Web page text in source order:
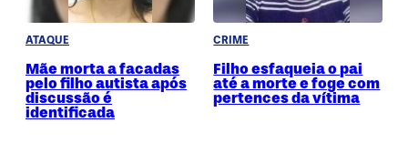
ATAQUE
Mãe morta a facadas
pelo filho autista após
discussão é
identificada
CRIME
Filho esfaqueia o pai
até a morte e foge com
pertences da vítima